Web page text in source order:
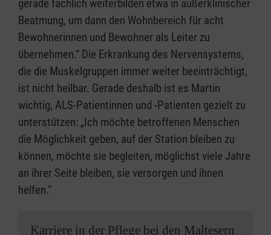
gerade fachlich weiterbilden etwa in außerklinischer
Beatmung, um dann den Wohnbereich für acht
Bewohnerinnen und Bewohner als Leiter zu
übernehmen.“ Die Erkrankung des Nervensystems,
die die Muskelgruppen immer weiter beeinträchtigt,
ist nicht heilbar. Gerade deshalb ist es Martin
wichtig, ALS-Patientinnen und -Patienten gezielt zu
unterstützen: „Ich möchte betroffenen Menschen
die Möglichkeit geben, auf der Station bleiben zu
können, möchte sie begleiten, möglichst viele Jahre
an ihrer Seite bleiben, sie versorgen und ihnen
helfen.“
Karriere in der Pflege bei den Maltesern